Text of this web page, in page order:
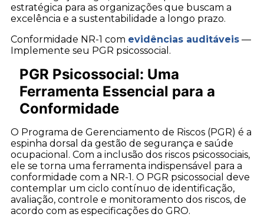
estratégica para as organizações que buscam a
excelência e a sustentabilidade a longo prazo.
Conformidade NR-1 com evidências auditáveis —
Implemente seu PGR psicossocial.
PGR Psicossocial: Uma
Ferramenta Essencial para a
Conformidade
O Programa de Gerenciamento de Riscos (PGR) é a
espinha dorsal da gestão de segurança e saúde
ocupacional. Com a inclusão dos riscos psicossociais,
ele se torna uma ferramenta indispensável para a
conformidade com a NR-1. O PGR psicossocial deve
contemplar um ciclo contínuo de identificação,
avaliação, controle e monitoramento dos riscos, de
acordo com as especificações do GRO.